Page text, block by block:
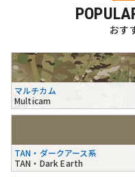
おす
マルチカム
Multicam
TAN・ダークアース系
TAN・Dark Earth